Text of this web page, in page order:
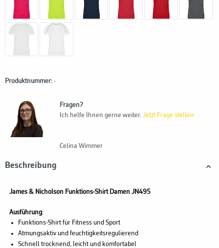
Produktnummer: -
Fragen?
Ich helfe Ihnen gerne weiter. Jetzt Frage stellen
Celina Wimmer
Beschreibung
James & Nicholson Funktions-Shirt Damen JN495
Ausführung:
Funktions-Shirt für Fitness und Sport
Atmungsaktiv und feuchtigkeitsregulierend
Schnell trocknend, leicht und komfortabel